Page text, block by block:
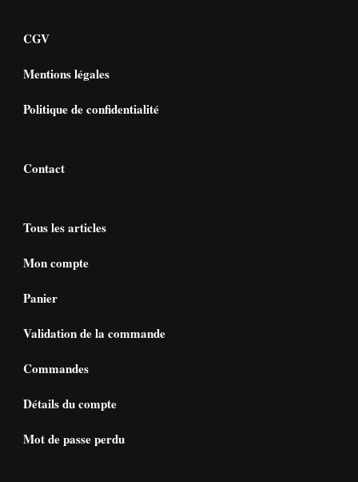
CGV
Mentions légales
Politique de confidentialité
Contact
Tous les articles
Mon compte
Panier
Validation de la commande
Commandes
Détails du compte
Mot de passe perdu